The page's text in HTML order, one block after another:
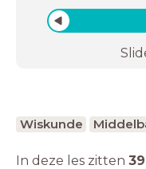
Wiskunde
In deze les zitten